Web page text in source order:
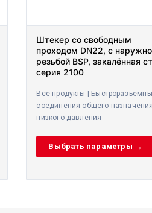
Штекер со свободным
проходом DN22, с наружной
резьбой BSP, закалённая
сталь, серия 2100
Все продукты | Быстроразъемные
соединения общего назначения
для низкого давления
Выбрать параметры →